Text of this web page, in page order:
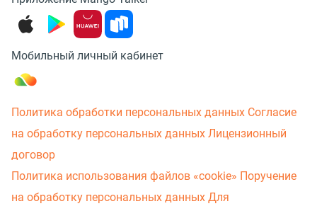
Мобильный личный кабинет
Политика обработки персональных данных Согласие
на обработку персональных данных Лицензионный
договор
Политика использования файлов «cookie» Поручение
на обработку персональных данных Для